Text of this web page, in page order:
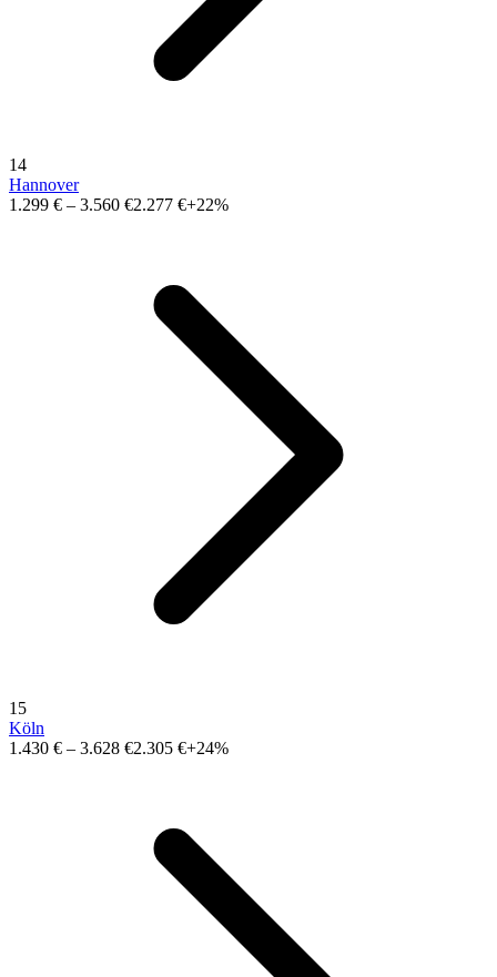
14
Hannover
1.299 € – 3.560 €2.277 €+22%
15
Köln
1.430 € – 3.628 €2.305 €+24%